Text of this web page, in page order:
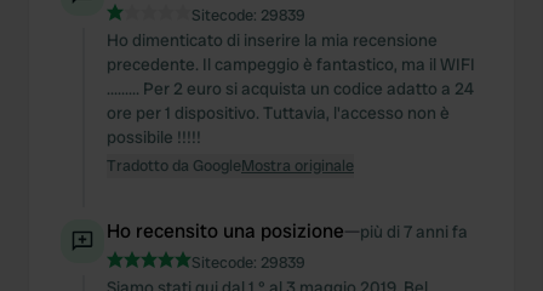
Sitecode: 29839
Ho dimenticato di inserire la mia recensione
precedente. Il campeggio è fantastico, ma il WIFI
......... Per 2 euro si acquista un codice adatto a 24
ore per 1 dispositivo. Tuttavia, l'accesso non è
possibile !!!!!
Tradotto da GoogleMostra originale
Ho recensito una posizione—più di 7 anni fa
Sitecode: 29839